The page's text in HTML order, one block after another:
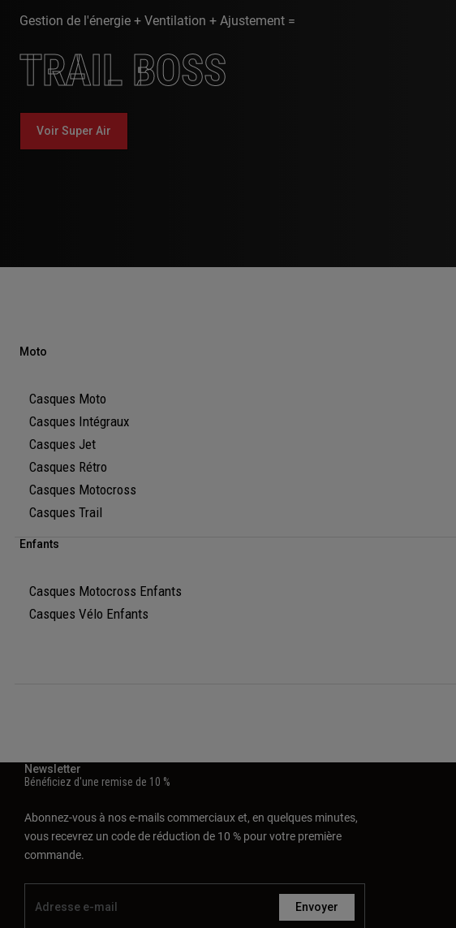
Gestion de l'énergie + Ventilation + Ajustement =
TRAIL BOSS
Voir Super Air
Moto
Casques Moto
Casques Intégraux
Casques Jet
Casques Rétro
Casques Motocross
Casques Trail
Enfants
Casques Motocross Enfants
Casques Vélo Enfants
Newsletter
Bénéficiez d'une remise de 10 %
Abonnez-vous à nos e-mails commerciaux et, en quelques minutes,
vous recevrez un code de réduction de 10 % pour votre première
commande.
Envoyer